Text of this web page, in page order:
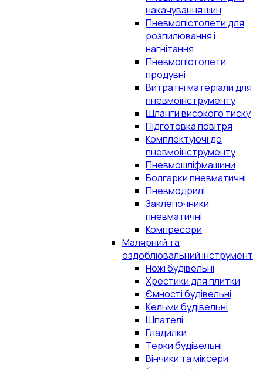
накачування шин
Пневмопістолети для
розпилювання і
нагнітання
Пневмопістолети
продувні
Витратні матеріали для
пневмоінструменту
Шланги високого тиску
Підготовка повітря
Комплектуючі до
пневмоінструменту
Пневмошліфмашини
Болгарки пневматичні
Пневмодрилі
Заклепочники
пневматичні
Компресори
Малярний та
оздоблювальний інструмент
Ножі будівельні
Хрестики для плитки
Ємності будівельні
Кельми будівельні
Шпателі
Гладилки
Терки будівельні
Вінчики та міксери